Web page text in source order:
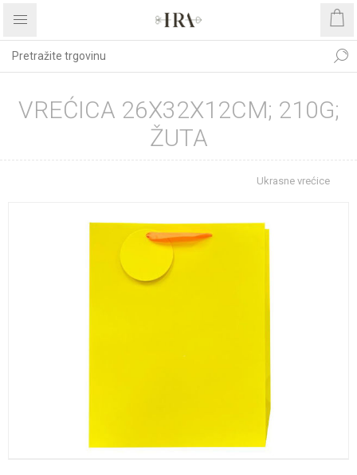
VREĆICA 26X32X12CM; 210G;
ŽUTA
Ukrasne vrećice